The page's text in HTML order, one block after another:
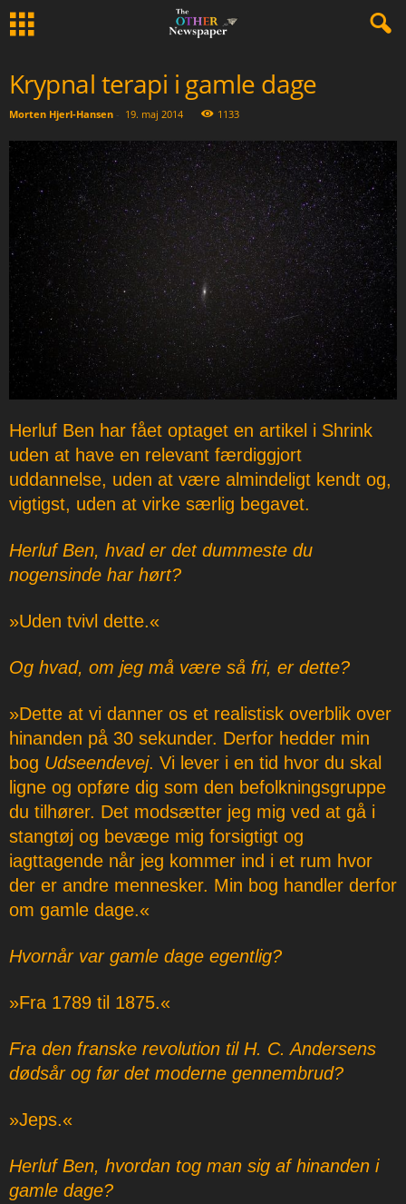
Krypnal terapi i gamle dage
Morten Hjerl-Hansen - 19. maj 2014 1133
Herluf Ben har fået optaget en artikel i Shrink
uden at have en relevant færdiggjort
uddannelse, uden at være almindeligt kendt og,
vigtigst, uden at virke særlig begavet.
Herluf Ben, hvad er det dummeste du
nogensinde har hørt?
»Uden tvivl dette.«
Og hvad, om jeg må være så fri, er dette?
»Dette at vi danner os et realistisk overblik over
hinanden på 30 sekunder. Derfor hedder min
bog Udseendevej. Vi lever i en tid hvor du skal
ligne og opføre dig som den befolkningsgruppe
du tilhører. Det modsætter jeg mig ved at gå i
stangtøj og bevæge mig forsigtigt og
iagttagende når jeg kommer ind i et rum hvor
der er andre mennesker. Min bog handler derfor
om gamle dage.«
Hvornår var gamle dage egentlig?
»Fra 1789 til 1875.«
Fra den franske revolution til H. C. Andersens
dødsår og før det moderne gennembrud?
»Jeps.«
Herluf Ben, hvordan tog man sig af hinanden i
gamle dage?